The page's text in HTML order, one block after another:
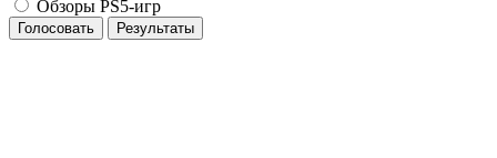
Обзоры PS5-игр
Голосовать Результаты